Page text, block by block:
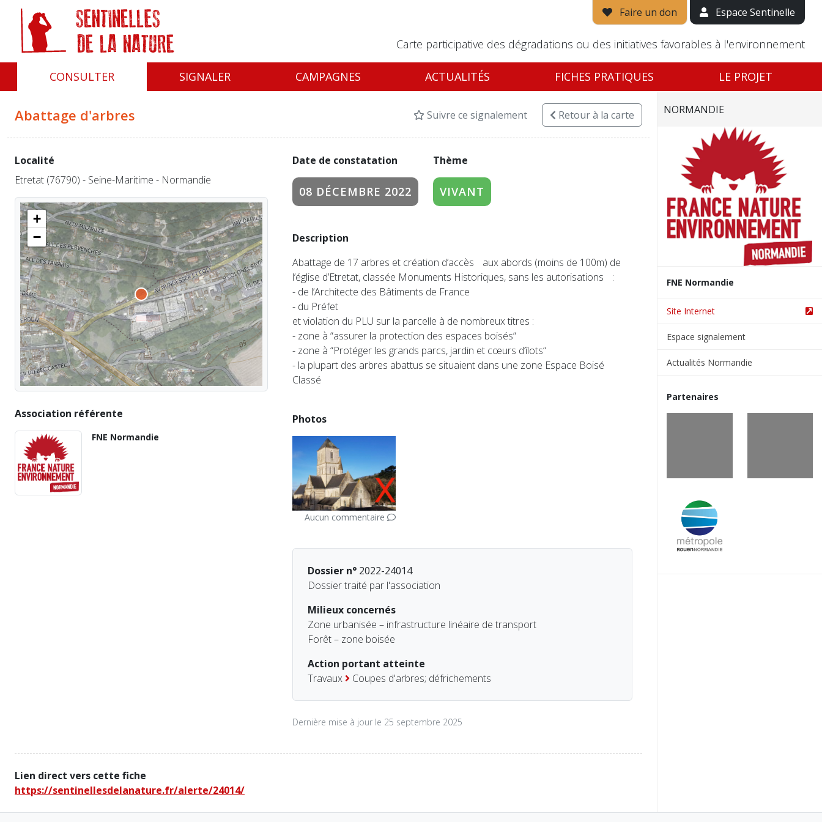
Faire un don Espace Sentinelle
Carte participative des dégradations ou des initiatives favorables à l'environnement
CONSULTER SIGNALER CAMPAGNES ACTUALITÉS FICHES PRATIQUES LE PROJET
Abattage d'arbres Suivre ce signalement Retourà la carte
Date de constatation
08 DÉCEMBRE 2022
Thème
VIVANT
Description
Abattage de 17 arbres et création d’accès aux abords (moins de 100m) de
l’église d’Etretat, classée Monuments Historiques, sans les autorisations :
- de l’Architecte des Bâtiments de France
- du Préfet
et violation du PLU sur la parcelle à de nombreux titres :
- zone à “assurer la protection des espaces boisés“
- zone à “Protéger les grands parcs, jardin et cœurs d’îlots“
- la plupart des arbres abattus se situaient dans une zone Espace Boisé
Classé
Photos
Aucun commentaire
Dossier n°2022-24014
Dossier traité par l'association
Milieux concernés
Zone urbanisée – infrastructure linéaire de transport
Forêt – zone boisée
Action portant atteinte
Travaux
Coupes d'arbres; défrichements
Dernière mise à jour le 25 septembre 2025
Localité
Etretat (76790) - Seine-Maritime - Normandie
+
−
Association référente
FNE Normandie
Lien direct vers cette fiche
https://sentinellesdelanature.fr/alerte/24014/
NORMANDIE
FNE Normandie
Site Internet
Espace signalement
Actualités Normandie
Partenaires
Panneau de gestion des cookies